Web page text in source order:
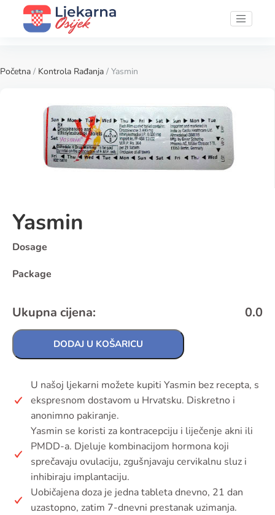
Početna / Kontrola Rađanja / Yasmin
Yasmin
Dosage
Package
Ukupna cijena: 0.0
DODAJ U KOŠARICU
U našoj ljekarni možete kupiti Yasmin bez recepta, s
ekspresnom dostavom u Hrvatsku. Diskretno i
anonimno pakiranje.
Yasmin se koristi za kontracepciju i liječenje akni ili
PMDD-a. Djeluje kombinacijom hormona koji
sprečavaju ovulaciju, zgušnjavaju cervikalnu sluz i
inhibiraju implantaciju.
Uobičajena doza je jedna tableta dnevno, 21 dan
uzastopno, zatim 7-dnevni prestanak uzimanja.